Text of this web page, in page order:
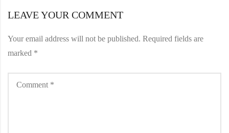
LEAVE YOUR COMMENT
Your email address will not be published. Required fields are
marked *